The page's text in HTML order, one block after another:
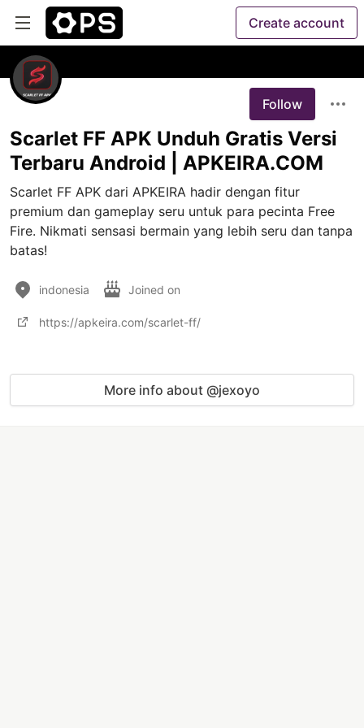
Create account
Follow
Scarlet FF APK Unduh Gratis Versi
Terbaru Android | APKEIRA.COM
Scarlet FF APK dari APKEIRA hadir dengan fitur
premium dan gameplay seru untuk para pecinta Free
Fire. Nikmati sensasi bermain yang lebih seru dan tanpa
batas!
indonesia Joined on
https://apkeira.com/scarlet-ff/
More info about @jexoyo